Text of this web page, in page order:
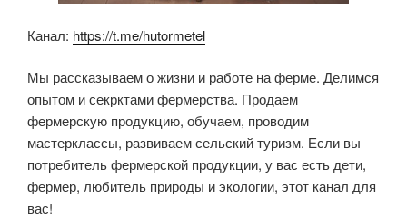
Канал: https://t.me/hutormetel
Мы рассказываем о жизни и работе на ферме. Делимся
опытом и секрктами фермерства. Продаем
фермерскую продукцию, обучаем, проводим
мастерклассы, развиваем сельский туризм. Если вы
потребитель фермерской продукции, у вас есть дети,
фермер, любитель природы и экологии, этот канал для
вас!